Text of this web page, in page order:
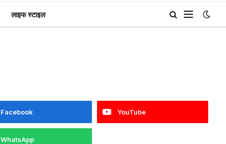
लाइफ स्टाइल
Facebook YouTube
WhatsApp